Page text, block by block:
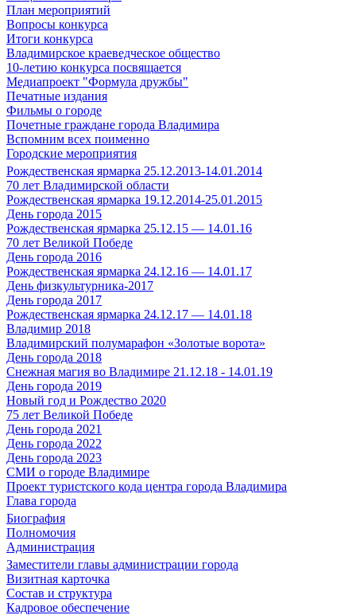
План мероприятий
Вопросы конкурса
Итоги конкурса
Владимирское краеведческое общество
10-летию конкурса посвящается
Медиапроект "Формула дружбы"
Печатные издания
Фильмы о городе
Почетные граждане города Владимира
Вспомним всех поименно
Городские мероприятия
Рождественская ярмарка 25.12.2013-14.01.2014
70 лет Владимирской области
Рождественская ярмарка 19.12.2014-25.01.2015
День города 2015
Рождественская ярмарка 25.12.15 — 14.01.16
70 лет Великой Победе
День города 2016
Рождественская ярмарка 24.12.16 — 14.01.17
День физкультурника-2017
День города 2017
Рождественская ярмарка 24.12.17 — 14.01.18
Владимир 2018
Владимирский полумарафон «Золотые ворота»
День города 2018
Снежная магия во Владимире 21.12.18 - 14.01.19
День города 2019
Новый год и Рождество 2020
75 лет Великой Победе
День города 2021
День города 2022
День города 2023
СМИ о городе Владимире
Проект туристского кода центра города Владимира
Глава города
Биография
Полномочия
Администрация
Заместители главы администрации города
Визитная карточка
Состав и структура
Кадровое обеспечение